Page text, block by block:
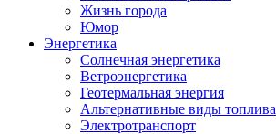
Жизнь города
Юмор
Энергетика
Солнечная энергетика
Ветроэнергетика
Геотермальная энергия
Альтернативные виды топлива
Электротранспорт